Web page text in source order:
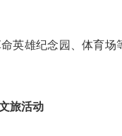
英雄纪念园、体育
旅活动